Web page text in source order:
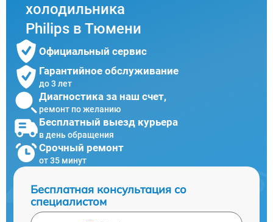
холодильника
Philips в Тюмени
Официальный сервис
Гарантийное обслуживание
до 3 лет
Диагностика за наш счет,
ремонт по желанию
Бесплатный выезд курьера
в день обращения
Срочный ремонт
от 35 минут
Бесплатная консультация со
специалистом